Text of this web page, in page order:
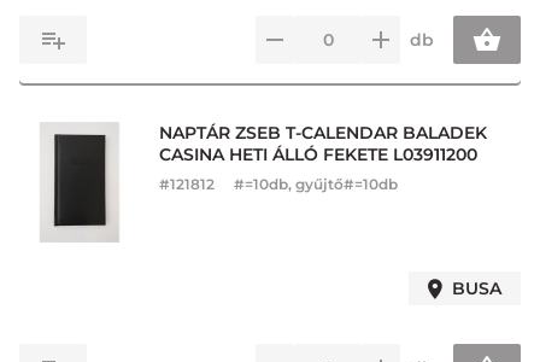
db
NAPTÁR ZSEB T-CALENDAR BALADEK
CASINA HETI ÁLLÓ FEKETE L03911200
#121812 #=10db, gyűjtő#=10db
BUSA